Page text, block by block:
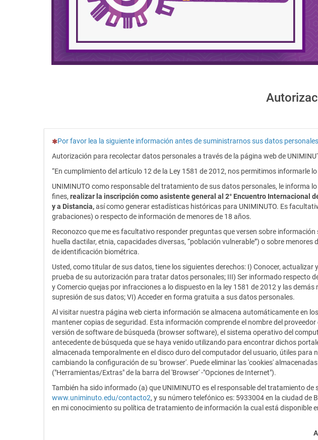
(Esta pregunta es obligatoria)
Por favor lea la siguiente información antes de suministrarnos sus datos
Autorización para recolectar datos personales a través de la página web de
“En cumplimiento del artículo 12 de la Ley 1581 de 2012, nos permitimos informarle
UNIMINUTO como responsable del tratamiento de sus datos personales, le
fines, realizar la inscripción como asistente general al 2° Encuentro Internacional
y a Distancia,así como generar estadísticas históricas para UNIMINUTO. Es
grabaciones) o respecto de información de menores de 18 años.
Reconozco que me es facultativo responder preguntas que versen sobre
huella dactilar, etnia, capacidades diversas, “población vulnerable”) o sobre
de identificación biométrica.
Usted, como titular de sus datos, tiene los siguientes derechos: I) Conocer,
prueba de su autorización para tratar datos personales; III) Ser informado respecto
y Comercio quejas por infracciones a lo dispuesto en la ley 1581 de 2012 y las
supresión de sus datos; VI) Acceder en forma gratuita a sus datos personales.
Al visitar nuestra página web cierta información se almacena automáticamente en
mantener copias de seguridad. Esta información comprende el nombre del
versión de software de búsqueda (browser software), el sistema operativo del
antecedente de búsqueda que se haya venido utilizando para encontrar dichos
almacenada temporalmente en el disco duro del computador del usuario, útiles
cambiando la configuración de su 'browser'. Puede eliminar las 'cookies'
("Herramientas/Extras" de la barra del 'Browser' -"Opciones de Internet").
También ha sido informado (a) que UNIMINUTO es el responsable del tratamiento
www.uniminuto.edu/contacto2, y su número telefónico es: 5933004 en la ciudad
en mi conocimiento su política de tratamiento de información la cual está disponible